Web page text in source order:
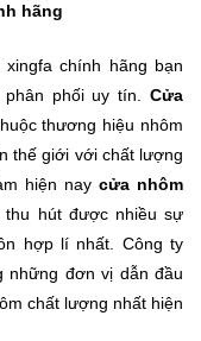
hãng
chính hãng bạn
phối uy tín. Cửa
thương hiệu nhôm
thế giới với chất lượng
hiện nay cửa nhôm
hút được nhiều sự
hợp lí nhất. Công ty
những đơn vị dẫn đầu
chất lượng nhất hiện